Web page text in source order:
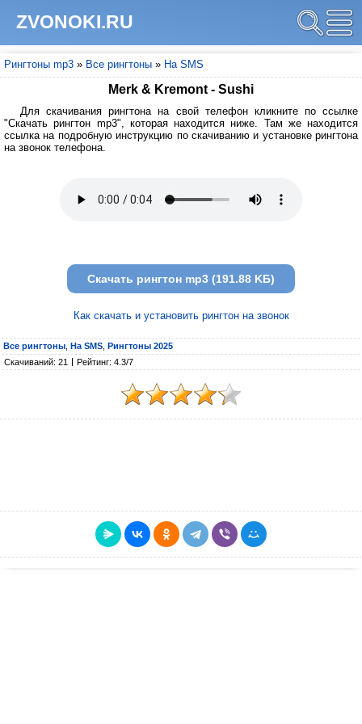
ZVONOKI.RU
Рингтоны mp3 » Все рингтоны » На SMS
Merk & Kremont - Sushi
Для скачивания рингтона на свой телефон кликните по ссылке
"Скачать рингтон mp3", которая находится ниже. Там же находится
ссылка на подробную инструкцию по скачиванию и установке рингтона
на звонок телефона.
Скачать рингтон mp3 (191.88 KБ)
Как скачать и установить рингтон на звонок
Все рингтоны На SMS Рингтоны 2025
Скачиваний: 21
Рейтинг: 4.3/7